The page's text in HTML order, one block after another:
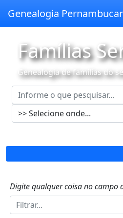
Genealogia
Famílias
Genealogia de famílias do
Digite qualquer coisa no campo